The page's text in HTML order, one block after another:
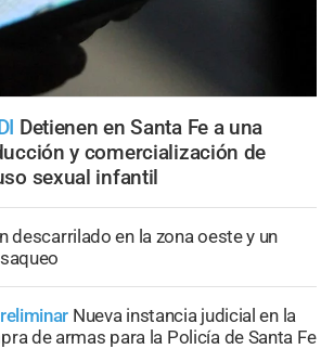
Detienen en Santa Fe a una
y comercialización de
sexual infantil
descarrilado en la zona oeste y un
Nueva instancia judicial en la
de armas para la Policía de Santa Fe